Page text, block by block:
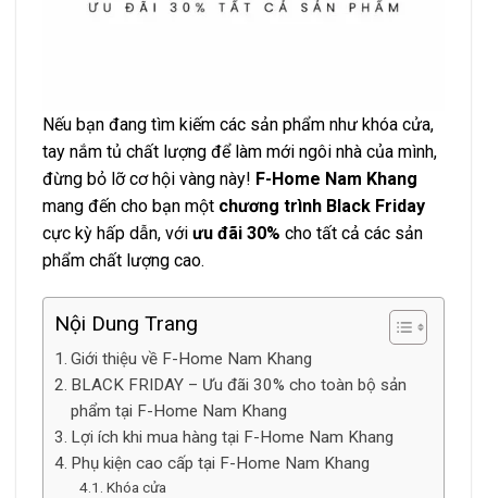
Nếu bạn đang tìm kiếm các sản phẩm như khóa cửa,
tay nắm tủ chất lượng để làm mới ngôi nhà của mình,
đừng bỏ lỡ cơ hội vàng này! F-Home Nam Khang
mang đến cho bạn một chương trình Black Friday
cực kỳ hấp dẫn, với ưu đãi 30% cho tất cả các sản
phẩm chất lượng cao.
Nội Dung Trang
Giới thiệu về F-Home Nam Khang
BLACK FRIDAY – Ưu đãi 30% cho toàn bộ sản
phẩm tại F-Home Nam Khang
Lợi ích khi mua hàng tại F-Home Nam Khang
Phụ kiện cao cấp tại F-Home Nam Khang
Khóa cửa